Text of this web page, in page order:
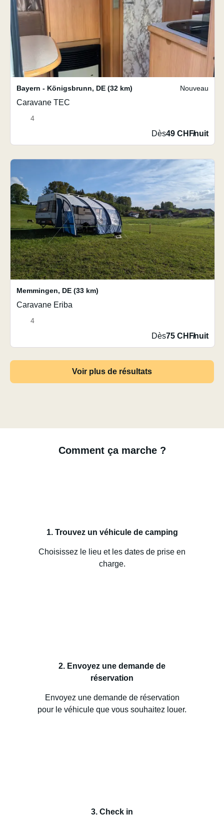
Bayern - Königsbrunn, DE (32 km) Nouveau
Caravane TEC
4
Dès49 CHF/nuit
Memmingen, DE (33 km)
Caravane Eriba
4
Dès75 CHF/nuit
Voir plus de résultats
Comment ça marche ?
1. Trouvez un véhicule de camping
Choisissez le lieu et les dates de prise en
charge.
2. Envoyez une demande de
réservation
Envoyez une demande de réservation
pour le véhicule que vous souhaitez louer.
3. Check in